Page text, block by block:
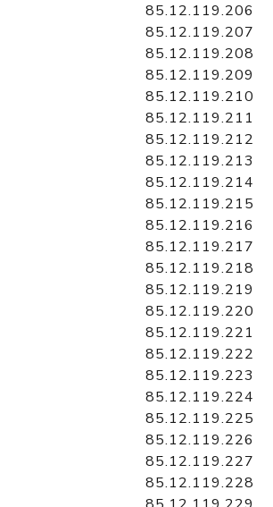
85.12.119.206
85.12.119.207
85.12.119.208
85.12.119.209
85.12.119.210
85.12.119.211
85.12.119.212
85.12.119.213
85.12.119.214
85.12.119.215
85.12.119.216
85.12.119.217
85.12.119.218
85.12.119.219
85.12.119.220
85.12.119.221
85.12.119.222
85.12.119.223
85.12.119.224
85.12.119.225
85.12.119.226
85.12.119.227
85.12.119.228